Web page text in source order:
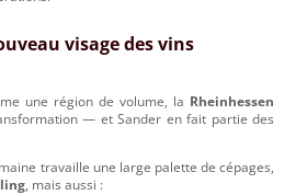
visage des vins
une région de volume, la Rheinhessen
— et Sander en fait partie des
travaille une large palette de cépages,
, mais aussi :